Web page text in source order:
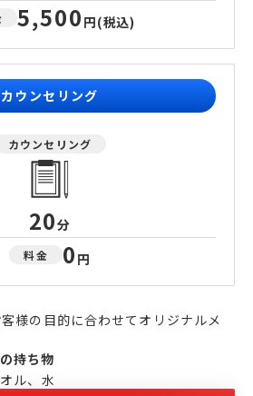
5,500 円(税込)
カウンセリング
カウンセリング
20分
料金 0 円
様の目的に合わせてオリジナルメ
持ち物
ル、水